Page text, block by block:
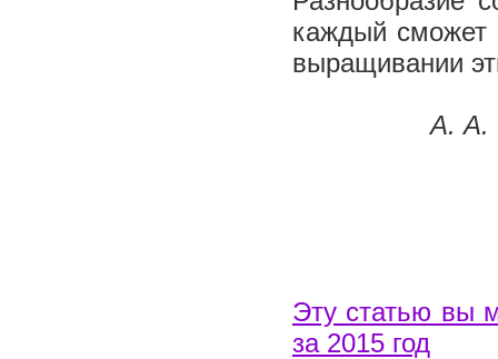
каждый сможет
выращивании
А. А.
Эту статью вы
за 2015 год